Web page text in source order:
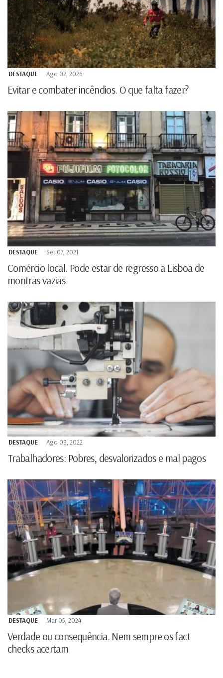
DESTAQUE Ago 02, 2026
Evitar e combater incêndios. O que falta fazer?
DESTAQUE Set 07, 2021
Comércio local. Pode estar de regresso a Lisboa de
montras vazias
DESTAQUE Ago 03, 2022
Trabalhadores: Pobres, desvalorizados e mal pagos
DESTAQUE Mar 05, 2024
Verdade ou consequência. Nem sempre os fact
checks acertam